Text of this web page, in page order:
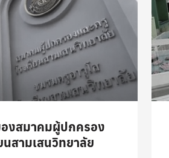
งสมาคมผู้ปกครอง
นสามเสนวิทยาลัย